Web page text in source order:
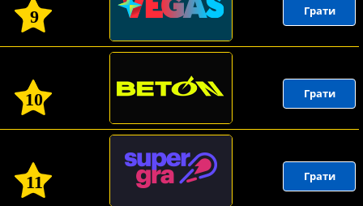
9 Грати
10 Грати
11 Грати